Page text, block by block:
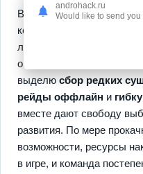
В процессе ты создаёшь
комбинируя милых
личными стилями игры, и
ощутимый результат.
выделю сбор редких
рейды оффлайн и
вместе дают свободу
развития. По мере
возможности, ресурсы
в игре, и команда
androhack.ru
Would like to send